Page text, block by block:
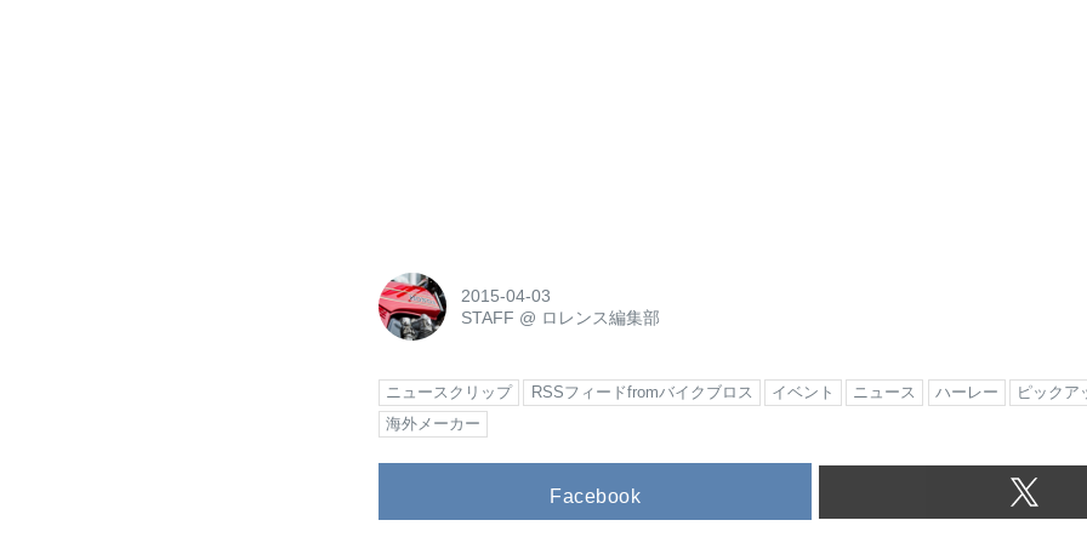
2015-04-03
STAFF @ ロレンス編集部
ニュースクリップ RSSフィードfromバイクブロス イベント ニュース ハーレー
ピックア
海外メーカー
Facebook